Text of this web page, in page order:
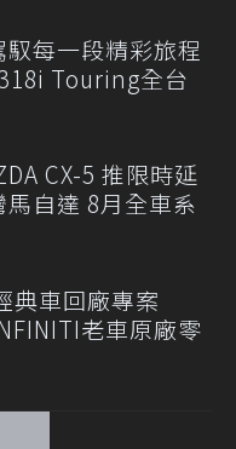
每一段精彩旅程
Touring全台
CX-5 推限時延
自達 8月全車系
典車回廠專案
老車原廠零